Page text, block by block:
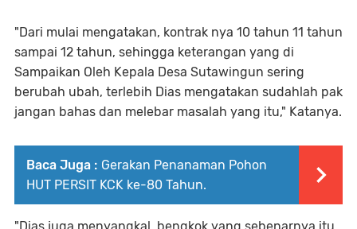
"Dari mulai mengatakan, kontrak nya 10 tahun 11 tahun
sampai 12 tahun, sehingga keterangan yang di
Sampaikan Oleh Kepala Desa Sutawingun sering
berubah ubah, terlebih Dias mengatakan sudahlah pak
jangan bahas dan melebar masalah yang itu," Katanya.
Baca Juga : Gerakan Penanaman Pohon
HUT PERSIT KCK ke-80 Tahun.